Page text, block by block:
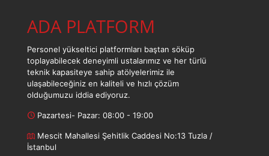
ADA PLATFORM
Personel yükseltici platformları baştan söküp
toplayabilecek deneyimli ustalarımız ve her türlü
teknik kapasiteye sahip atölyelerimiz ile
ulaşabileceğiniz en kaliteli ve hızlı çözüm
olduğumuzu iddia ediyoruz.
Pazartesi- Pazar: 08:00 - 19:00
Mescit Mahallesi Şehitlik Caddesi No:13 Tuzla /
İstanbul